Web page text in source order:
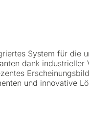
System für die
dank industrieller
und innovative